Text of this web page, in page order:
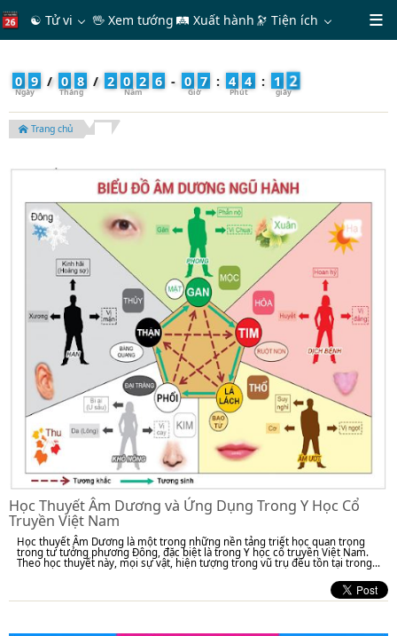
☯ Tử vi 🖖 Xem tướng 🛤 Xuất hành 🔭Tiện ích
0 9 / 0 8 / 2 0 2 6 - 0 7 : 4 4 : 1 4
Trang chủ
Học Thuyết Âm Dương và Ứng Dụng Trong Y Học Cổ
Truyền Việt Nam
Học thuyết Âm Dương là một trong những nền tảng triết học quan trọng
trong tư tưởng phương Đông, đặc biệt là trong Y học cổ truyền Việt Nam.
Theo học thuyết này, mọi sự vật, hiện tượng trong vũ trụ đều tồn tại trong...